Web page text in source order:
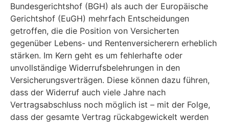
Bundesgerichtshof (BGH) als auch der Europäische
Gerichtshof (EuGH) mehrfach Entscheidungen
getroffen, die die Position von Versicherten
gegenüber Lebens- und Rentenversicherern erheblich
stärken. Im Kern geht es um fehlerhafte oder
unvollständige Widerrufsbelehrungen in den
Versicherungsverträgen. Diese können dazu führen,
dass der Widerruf auch viele Jahre nach
Vertragsabschluss noch möglich ist – mit der Folge,
dass der gesamte Vertrag rückabgewickelt werden